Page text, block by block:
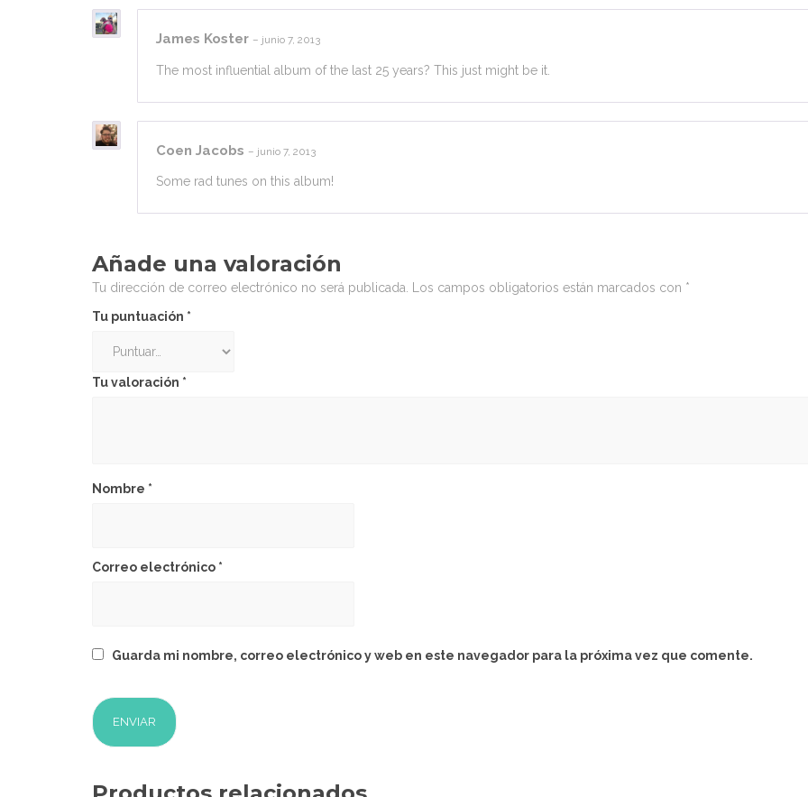
James Koster – junio 7, 2013
The most influential album of the last 25 years? This just might be it.
Coen Jacobs – junio 7, 2013
Some rad tunes on this album!
Añade una valoración
Tu dirección de correo electrónico no será publicada. Los campos obligatorios están marcados con *
Tu puntuación *
Tu valoración *
Nombre *
Correo electrónico *
Guarda mi nombre, correo electrónico y web en este navegador para la próxima vez que comente.